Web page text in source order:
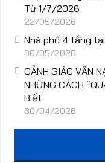
Từ 1/7/2026
22/05/2026
Nhà phố 4 tầng
06/05/2026
CẢNH GIÁC VẤN
NHỮNG CÁCH
Biết
30/04/2026